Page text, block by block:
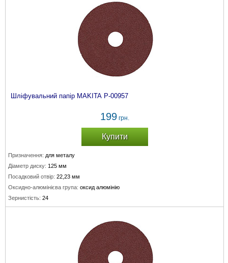
Шліфувальний папір MAKITA P-00957
199грн.
Купити
Призначення: для металу
Діаметр диску: 125 мм
Посадковий отвір: 22,23 мм
Оксидно-алюмінієва група: оксид алюмінію
Зернистість: 24